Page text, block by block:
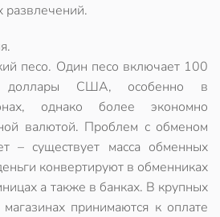
развлечений.
песо. Один песо включает 100
доллары США, особенно в
однако более экономно
валютой. Проблем с обменом
– существует масса обменных
конвертируют в обменниках
а также в банках. В крупных
принимаются к оплате